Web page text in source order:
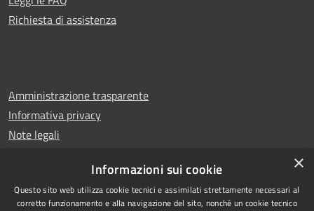
Richiesta di assistenza
Amministrazione trasparente
Informativa privacy
Note legali
×
Informazioni sui cookie
Questo sito web utilizza cookie tecnici e assimilati strettamente necessari al
corretto funzionamento e alla navigazione del sito, nonché un cookie tecnico